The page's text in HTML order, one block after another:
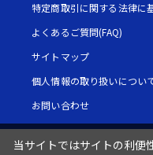
特定商取引に関する法律に
よくあるご質問(FAQ)
サイトマップ
個人情報の取り扱いについ
お問い合わせ
当サイトではサイトの利便